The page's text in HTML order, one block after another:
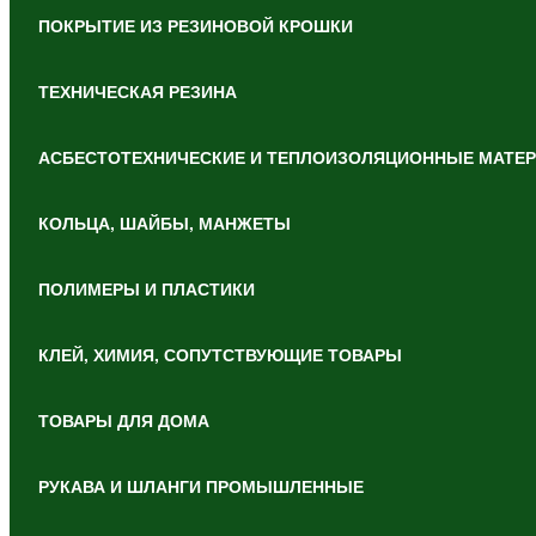
ПОКРЫТИЕ ИЗ РЕЗИНОВОЙ КРОШКИ
ТЕХНИЧЕСКАЯ РЕЗИНА
АСБЕСТОТЕХНИЧЕСКИЕ И ТЕПЛОИЗОЛЯЦИОННЫЕ
КОЛЬЦА, ШАЙБЫ, МАНЖЕТЫ
ПОЛИМЕРЫ И ПЛАСТИКИ
КЛЕЙ, ХИМИЯ, СОПУТСТВУЮЩИЕ ТОВАРЫ
ТОВАРЫ ДЛЯ ДОМА
РУКАВА И ШЛАНГИ ПРОМЫШЛЕННЫЕ